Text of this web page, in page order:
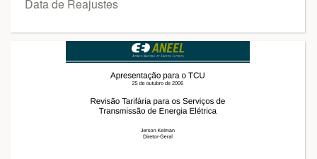
Data de Reajustes